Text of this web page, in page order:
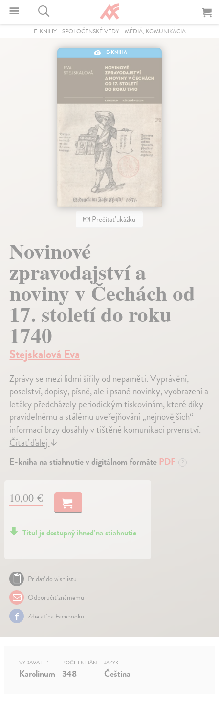
E-KNIHY- SPOLOČENSKÉ VEDY- MÉDIÁ, KOMUNIKÁCIA
E-KNIHA
Prečítať ukážku
Novinové
zpravodajství a
noviny v Čechách od
17. století do roku
1740
Stejskalová Eva
Zprávy se mezi lidmi šířily od nepaměti. Vyprávění,
poselství, dopisy, písně, ale i psané novinky, vyobrazení a
letáky předcházely periodickým tiskovinám, které díky
pravidelnému a stálému uveřejňování „nejnovějších“
informací brzy dosáhly v tištěné komunikaci prvenství.
Čítať ďalej↓
E-kniha na stiahnutie v digitálnom formáte PDF ?
10,00 €
Titul je dostupný ihneď na stiahnutie
Pridať do wishlistu
Odporučiť známemu
Zdielať na Facebooku
VYDAVATEĽ
Karolinum
POČET STRÁN
348
JAZYK
Čeština